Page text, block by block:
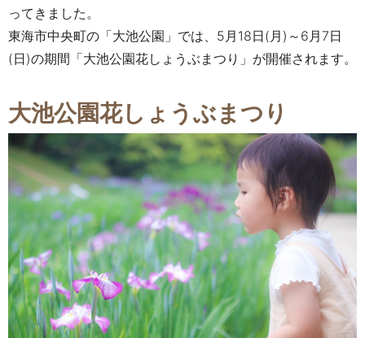
ってきました。
東海市中央町の「大池公園」では、 5月18日(月)～6月7日
(日)の期間 「大池公園花しょうぶまつり」が開催されます。
大池公園花しょうぶまつり